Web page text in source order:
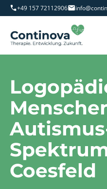
+49 157 72112906
Coesfeld